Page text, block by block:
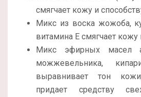
смягчает кожу и
Микс из воска жожоба,
витамина Е смягчает
Микс эфирных масел
можжевельника,
выравнивает тон
придает средству